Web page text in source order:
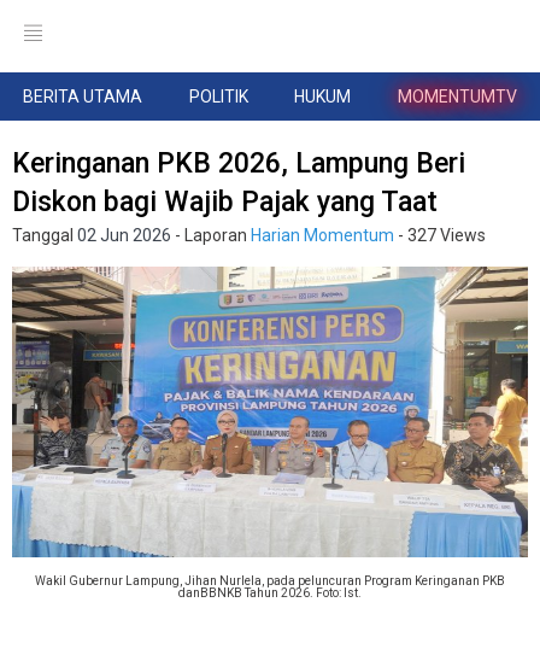
BERITA UTAMA POLITIK HUKUM MOMENTUMTV
Keringanan PKB 2026, Lampung Beri
Diskon bagi Wajib Pajak yang Taat
Tanggal 02 Jun 2026 - Laporan Harian Momentum - 327 Views
Wakil Gubernur Lampung, Jihan Nurlela, pada peluncuran Program Keringanan PKB
danBBNKB Tahun 2026. Foto: Ist.